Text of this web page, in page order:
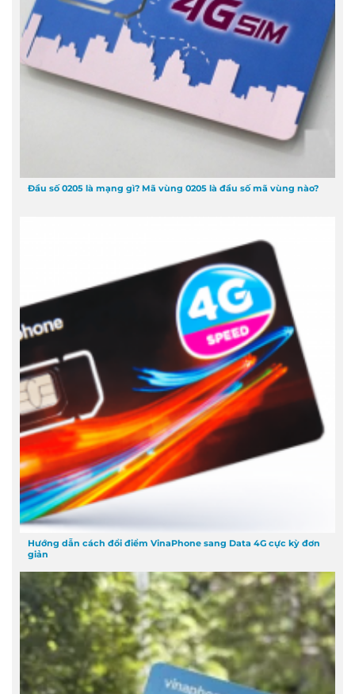
Đầu số 0205 là mạng gì? Mã vùng 0205 là đầu số mã vùng nào?
Hướng dẫn cách đổi điểm VinaPhone sang Data 4G cực kỳ đơn
giản